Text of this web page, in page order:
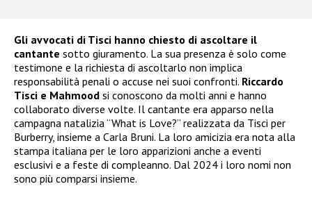
Gli avvocati di Tisci hanno chiesto di ascoltare il
cantante sotto giuramento. La sua presenza è solo come
testimone e la richiesta di ascoltarlo non implica
responsabilità penali o accuse nei suoi confronti. Riccardo
Tisci e Mahmood si conoscono da molti anni e hanno
collaborato diverse volte. Il cantante era apparso nella
campagna natalizia “What is Love?” realizzata da Tisci per
Burberry, insieme a Carla Bruni. La loro amicizia era nota alla
stampa italiana per le loro apparizioni anche a eventi
esclusivi e a feste di compleanno. Dal 2024 i loro nomi non
sono più comparsi insieme.